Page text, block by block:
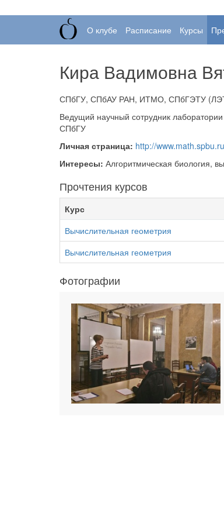
О клубе Расписание Курсы
Кира Вадимовна
СПбГУ, СПбАУ РАН, ИТМО, СПбГЭТУ
Ведущий научный сотрудник лаборатории
СПбГУ
Личная страница: http://
Интересы: Алгоритмическая биология,
Прочтения курсов
Курс
Вычислительная геометрия
Вычислительная геометрия
Фотографии